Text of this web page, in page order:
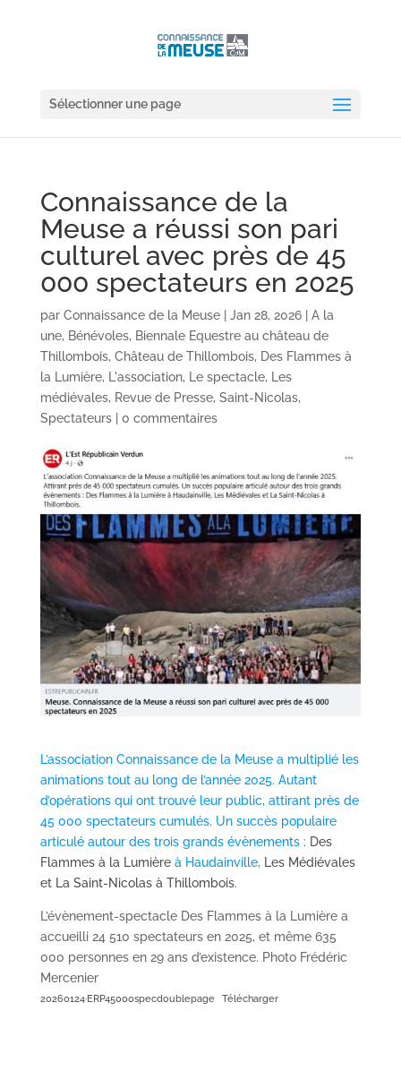
Sélectionner une page
Connaissance de la
Meuse a réussi son pari
culturel avec près de 45
000 spectateurs en 2025
par Connaissance de la Meuse| Jan 28, 2026| A la
une, Bénévoles, Biennale Equestre au château de
Thillombois, Château de Thillombois, Des Flammes à
la Lumière, L'association, Le spectacle,
Les
médiévales, Revue de Presse, Saint-Nicolas,
Spectateurs| 0 commentaires
L’association Connaissance de la Meuse a multiplié les
animations tout au long de l’année 2025. Autant
d’opérations qui ont trouvé leur public, attirant près de
45 000 spectateurs cumulés. Un succès populaire
articulé autour des trois grands évènements : Des
Flammes à la Lumière à Haudainville,
Les Médiévales
et La Saint-Nicolas à Thillombois.
L’évènement-spectacle Des Flammes à la Lumière a
accueilli 24 510 spectateurs en 2025, et même 635
000 personnes en 29 ans d’existence. Photo Frédéric
Mercenier
20260124·ERP45000specdoublepage Télécharger